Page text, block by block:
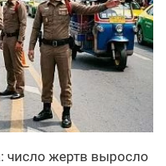
число жертв выросло